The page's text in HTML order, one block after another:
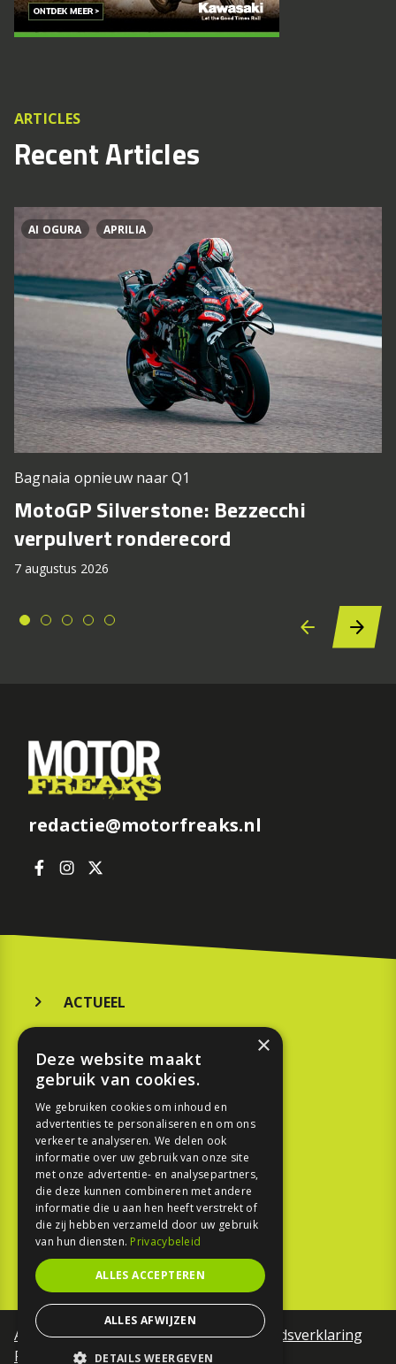
ARTICLES
Recent Articles
AI OGURA APRILIA
Bagnaia opnieuw naar Q1
MotoGP Silverstone: Bezzecchi
verpulvert ronderecord
7 augustus 2026
redactie@motorfreaks.nl
ACTUEEL
KOOPGIDS
TESTEN
SPORT
REPORTAGE
TOUREN
NIEUWSBRIEF
Algemene voorwaardenToegankelijkheidsverklaring
Privacy Policy
×
Deze website maakt
gebruik van cookies.
We gebruiken cookies om inhoud en
advertenties te personaliseren en om ons
verkeer te analyseren. We delen ook
informatie over uw gebruik van onze site
met onze advertentie- en analysepartners,
die deze kunnen combineren met andere
informatie die u aan hen heeft verstrekt of
die zij hebben verzameld door uw gebruik
van hun diensten. Privacybeleid
ALLES ACCEPTEREN
ALLES AFWIJZEN
DETAILS WEERGEVEN